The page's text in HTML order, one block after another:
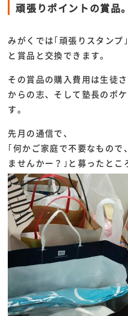
頑張りポイントの賞品。
みがくでは｢頑張りスタンプ
と賞品と交換できます。
その賞品の購入費用は生徒
からの志、そして塾長のポ
す。
先月の通信で、
｢何かご家庭で不要なもので
ませんかー？｣と募ったと